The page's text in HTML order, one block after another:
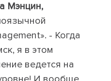
Мэнцин,
- Когда
я в этом
ведется на